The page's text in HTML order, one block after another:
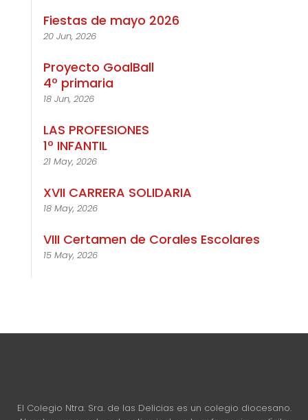
Fiestas de mayo 2026
20 Jun, 2026
Proyecto GoalBall
4º primaria
18 Jun, 2026
LAS PROFESIONES
1º INFANTIL
21 May, 2026
XVII CARRERA SOLIDARIA
18 May, 2026
VIII Certamen de Corales Escolares
15 May, 2026
El Colegio Ntra. Sra. de las Delicias es un colegio diocesano.